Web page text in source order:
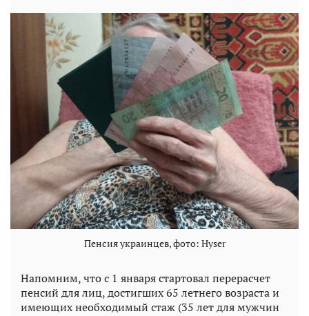
Пенсия украинцев, фото: Hyser
Напомним, что с 1 января стартовал перерасчет
пенсий для лиц, достигших 65 летнего возраста и
имеющих необходимый стаж (35 лет для мужчин